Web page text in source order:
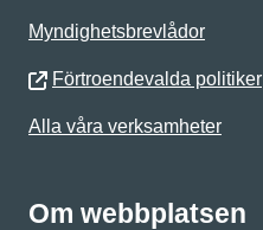
Myndighetsbrevlådor
Förtroendevalda politiker
Alla våra verksamheter
Om webbplatsen